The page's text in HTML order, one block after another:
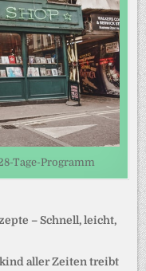
Tage-Programm
– Schnell, leicht,
aller Zeiten treibt